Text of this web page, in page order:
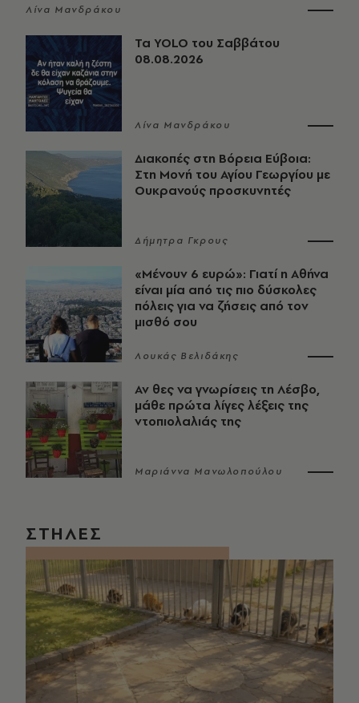
Λίνα Μανδράκου
Τα YOLO του Σαββάτου
08.08.2026
Λίνα Μανδράκου
Διακοπές στη Βόρεια Εύβοια:
Στη Μονή του Αγίου Γεωργίου με
Ουκρανούς προσκυνητές
Δήμητρα Γκρους
«Μένουν 6 ευρώ»: Γιατί η Αθήνα
είναι μία από τις πιο δύσκολες
πόλεις για να ζήσεις από τον
μισθό σου
Λουκάς Βελιδάκης
Αν θες να γνωρίσεις τη Λέσβο,
μάθε πρώτα λίγες λέξεις της
ντοπιολαλιάς της
Μαριάννα Μανωλοπούλου
ΣΤΗΛΕΣ